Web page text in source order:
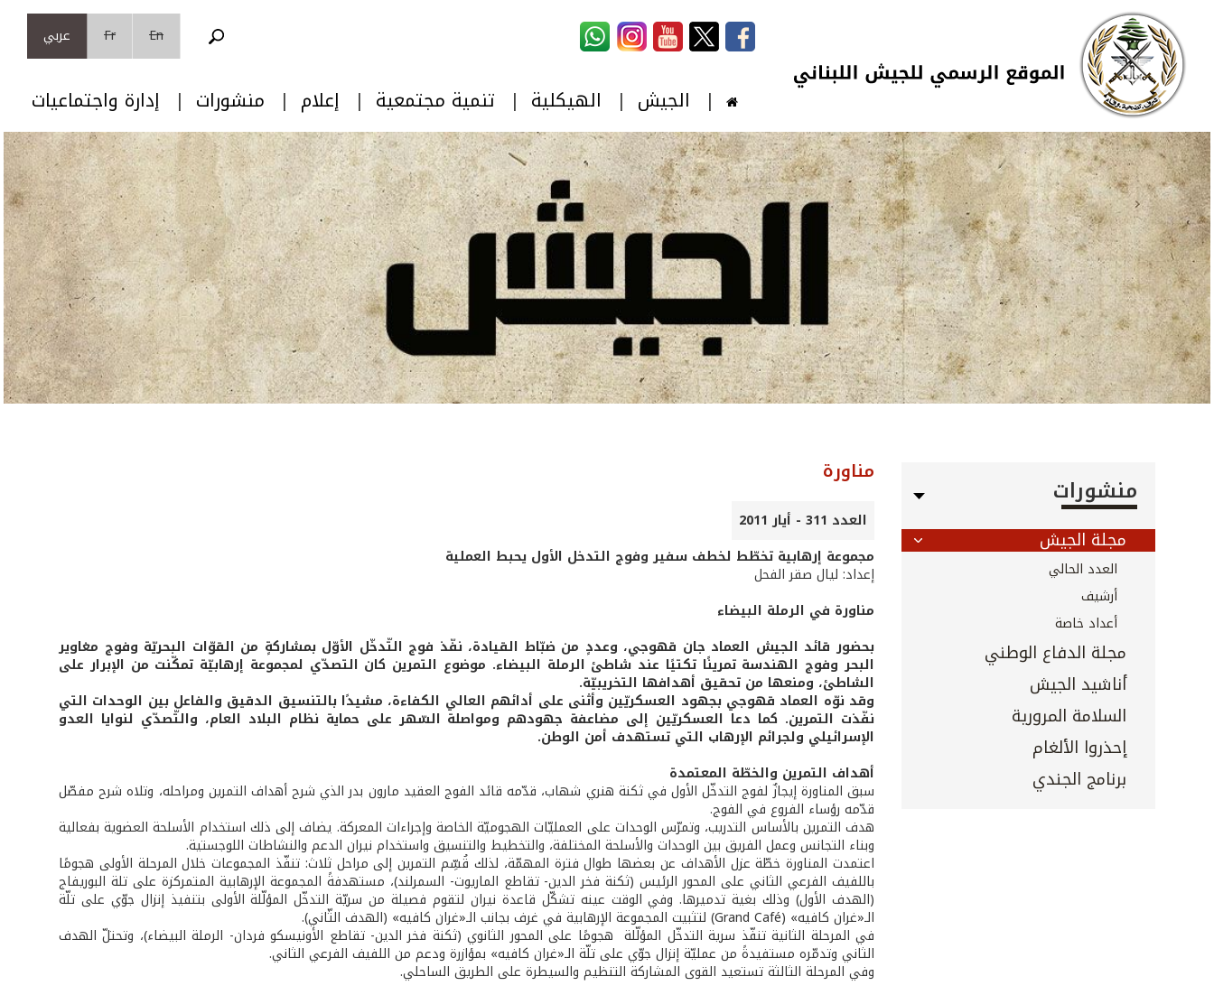
تجاوز إلى المحتوى الرئيسي
Skip to navigation
En
Fr عربي
الجيش الهيكلية تنمية مجتمعية إعلام منشورات إدارة واجتماعيات
منشورات
مجلة الجيش
العدد الحالي
أرشيف
أعداد خاصة
مجلة الدفاع الوطني
أناشيد الجيش
السلامة المرورية
إحذروا الألغام
برنامج الجندي
مناورة
العدد 311 - أيار 2011
مجموعة إرهابية تخطّط لخطف سفير وفوج التدخل الأول يحبط العملية
إعداد: ليال صقر الفحل
مناورة في الرملة البيضاء
بحضور قائد الجيش العماد جان قهوجي، وعددٍ من ضبّاط القيادة، نفّذ فوج التّدخّل الأوّل بمشاركةٍ من القوّات البحريّة وفوج مغاوير
البحر وفوج الهندسة تمرينًا تكتيًا عند شاطئ الرملة البيضاء. موضوع التمرين كان التصدّي لمجموعة إرهابيّة تمكّنت من الإبرار على
الشاطئ، ومنعها من تحقيق أهدافها التخريبيّة.
وقد نوّه العماد قهوجي بجهود العسكريّين وأثنى على أدائهم العالي الكفاءة، مشيدًا بالتنسيق الدقيق والفاعل بين الوحدات التي
نفّذت التمرين. كما دعا العسكريّين إلى مضاعفة جهودهم ومواصلة السّهر على حماية نظام البلاد العام، والتّصدّي لنوايا العدو
الإسرائيلي ولجرائم الإرهاب التي تستهدف أمن الوطن.
أهداف التمرين والخطّة المعتمدة
سبق المناورة إيجازٌ لفوج التدخّل الأول في ثكنة هنري شهاب، قدّمه قائد الفوج العقيد مارون بدر الذي شرح أهداف التمرين ومراحله، وتلاه شرح مفصّل
قدّمه رؤساء الفروع في الفوج.
هدف التمرين بالأساس التدريب، وتمرّس الوحدات على العمليّات الهجوميّة الخاصة وإجراءات المعركة. يضاف إلى ذلك استخدام الأسلحة العضوية بفعالية
وبناء التجانس وعمل الفريق بين الوحدات والأسلحة المختلفة، والتخطيط والتنسيق واستخدام نيران الدعم والنشاطات اللوجستية.
اعتمدت المناورة خطّة عزل الأهداف عن بعضها طوال فترة المهمّة، لذلك قُسِّم التمرين إلى مراحل ثلاث: تنفّذ المجموعات خلال المرحلة الأولى هجومًا
باللفيف الفرعي الثاني على المحور الرئيس (ثكنة فخر الدين- تقاطع الماريوت- السمرلند)، مستهدفةً المجموعة الإرهابية المتمركزة على تلة البوريفاج
(الهدف الأول) وذلك بغية تدميرها. وفي الوقت عينه تشكّل قاعدة نيران لتقوم فصيلة من سريّة التدخّل المؤلّلة الأولى بتنفيذ إنزال جوّي على تلّة
الـ«غران كافيه» (Grand Café) لتثبيت المجموعة الإرهابية في غرف بجانب الـ«غران كافيه» (الهدف الثّاني).
في المرحلة الثانية تنفّذ سرية التدخّل المؤلّلة هجومًا على المحور الثانوي (ثكنة فخر الدين- تقاطع الأونيسكو فردان- الرملة البيضاء)، وتحتلّ الهدف
الثاني وتدمّره مستفيدةً من عمليّة إنزال جوّي على تلّة الـ«غران كافيه» بمؤازرة ودعم من اللفيف الفرعي الثاني.
وفي المرحلة الثالثة تستعيد القوى المشاركة التنظيم والسيطرة على الطريق الساحلي.